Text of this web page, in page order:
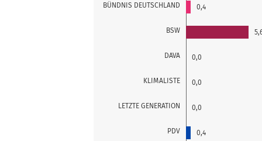
BÜNDNIS DEUTSCHLAND
BSW
DAVA
KLIMALISTE
LETZTE GENERATION
PDV
0,4
0,0
0,0
0,0
0,4